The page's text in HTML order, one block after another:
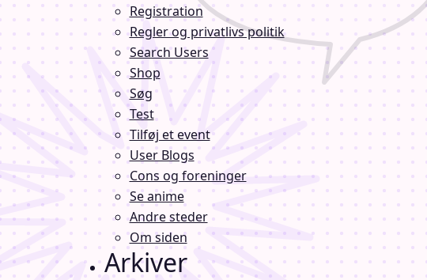
Registration
Regler og privatlivs politik
Search Users
Shop
Søg
Test
Tilføj et event
User Blogs
Cons og foreninger
Se anime
Andre steder
Om siden
Arkiver